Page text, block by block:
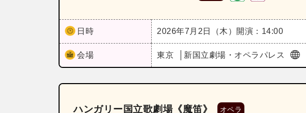
日時 2026年7月2日（木） 開演：14:00
会場 東京 新国立劇場・オペラパレス
ハンガリー国立歌劇場《魔笛》 オペラ